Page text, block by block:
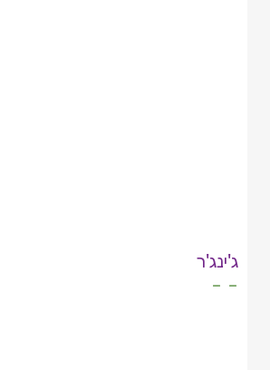
ג'ינג'ר
- -